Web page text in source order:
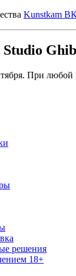
Kunstkam
Studio
При любой
решения
18+